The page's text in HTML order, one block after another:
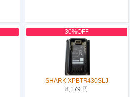
30%OFF
SHARK XPBTR430SLJ
8,179 円